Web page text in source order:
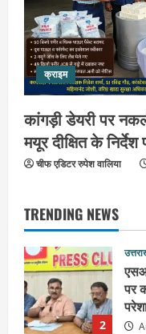
क्राइम
कांगड़ी डेयरी पर
मयूर दीक्षित के
चीफ एडिटर रुपेश वालिया
TRENDING NEWS
4
5
से
1
2
पर